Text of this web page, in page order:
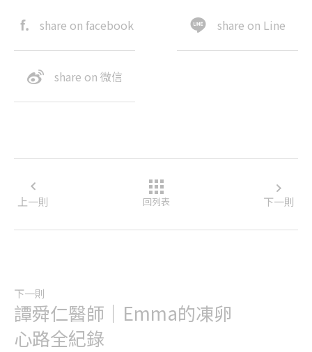
share on facebook share on Line
share on 微信
上一則 回列表 下一則
下一則
譚舜仁醫師｜Emma的凍卵
心路全紀錄